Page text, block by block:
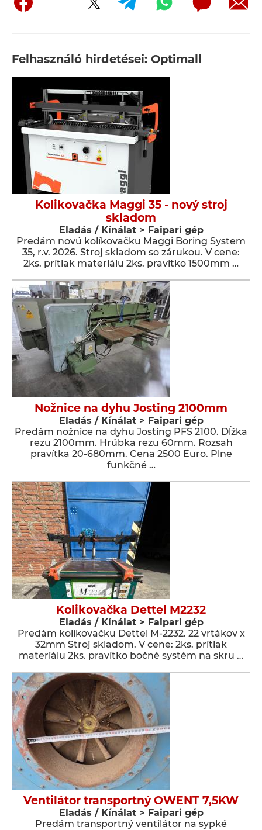
Felhasználó hirdetései: Optimall
Kolikovačka Maggi 35 - nový stroj
skladom
Eladás / Kínálat > Faipari gép
Predám novú kolíkovačku Maggi Boring System
35, r.v. 2026. Stroj skladom so zárukou. V cene:
2ks. prítlak materiálu 2ks. pravítko 1500mm …
Nožnice na dyhu Josting 2100mm
Eladás / Kínálat > Faipari gép
Predám nožnice na dyhu Josting PFS 2100. Dĺžka
rezu 2100mm. Hrúbka rezu 60mm. Rozsah
pravítka 20-680mm. Cena 2500 Euro. Plne
funkčné …
Kolikovačka Dettel M2232
Eladás / Kínálat > Faipari gép
Predám kolíkovačku Dettel M-2232. 22 vrtákov x
32mm Stroj skladom. V cene: 2ks. prítlak
materiálu 2ks. pravítko bočné systém na skru …
Ventilátor transportný OWENT 7,5KW
Eladás / Kínálat > Faipari gép
Predám transportný ventilátor na sypké